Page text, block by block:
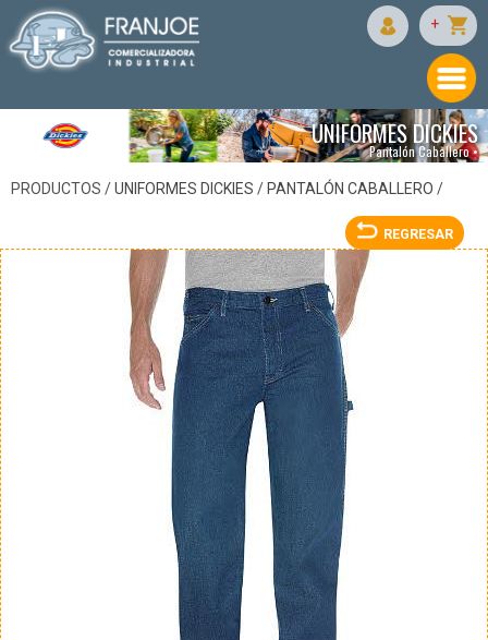
+
UNIFORMES DICKIES
Pantalón Caballero •
PRODUCTOS /UNIFORMES DICKIES / PANTALÓN CABALLERO /
REGRESAR